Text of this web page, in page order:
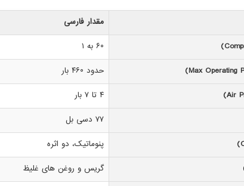
مقدار فارسی
۶۰ به ۱
حدود ۴۶۰ بار
۴ تا ۷ بار
۷۷ دسی بل
پنوماتیک، دو اثره
گریس و روغن های غلیظ